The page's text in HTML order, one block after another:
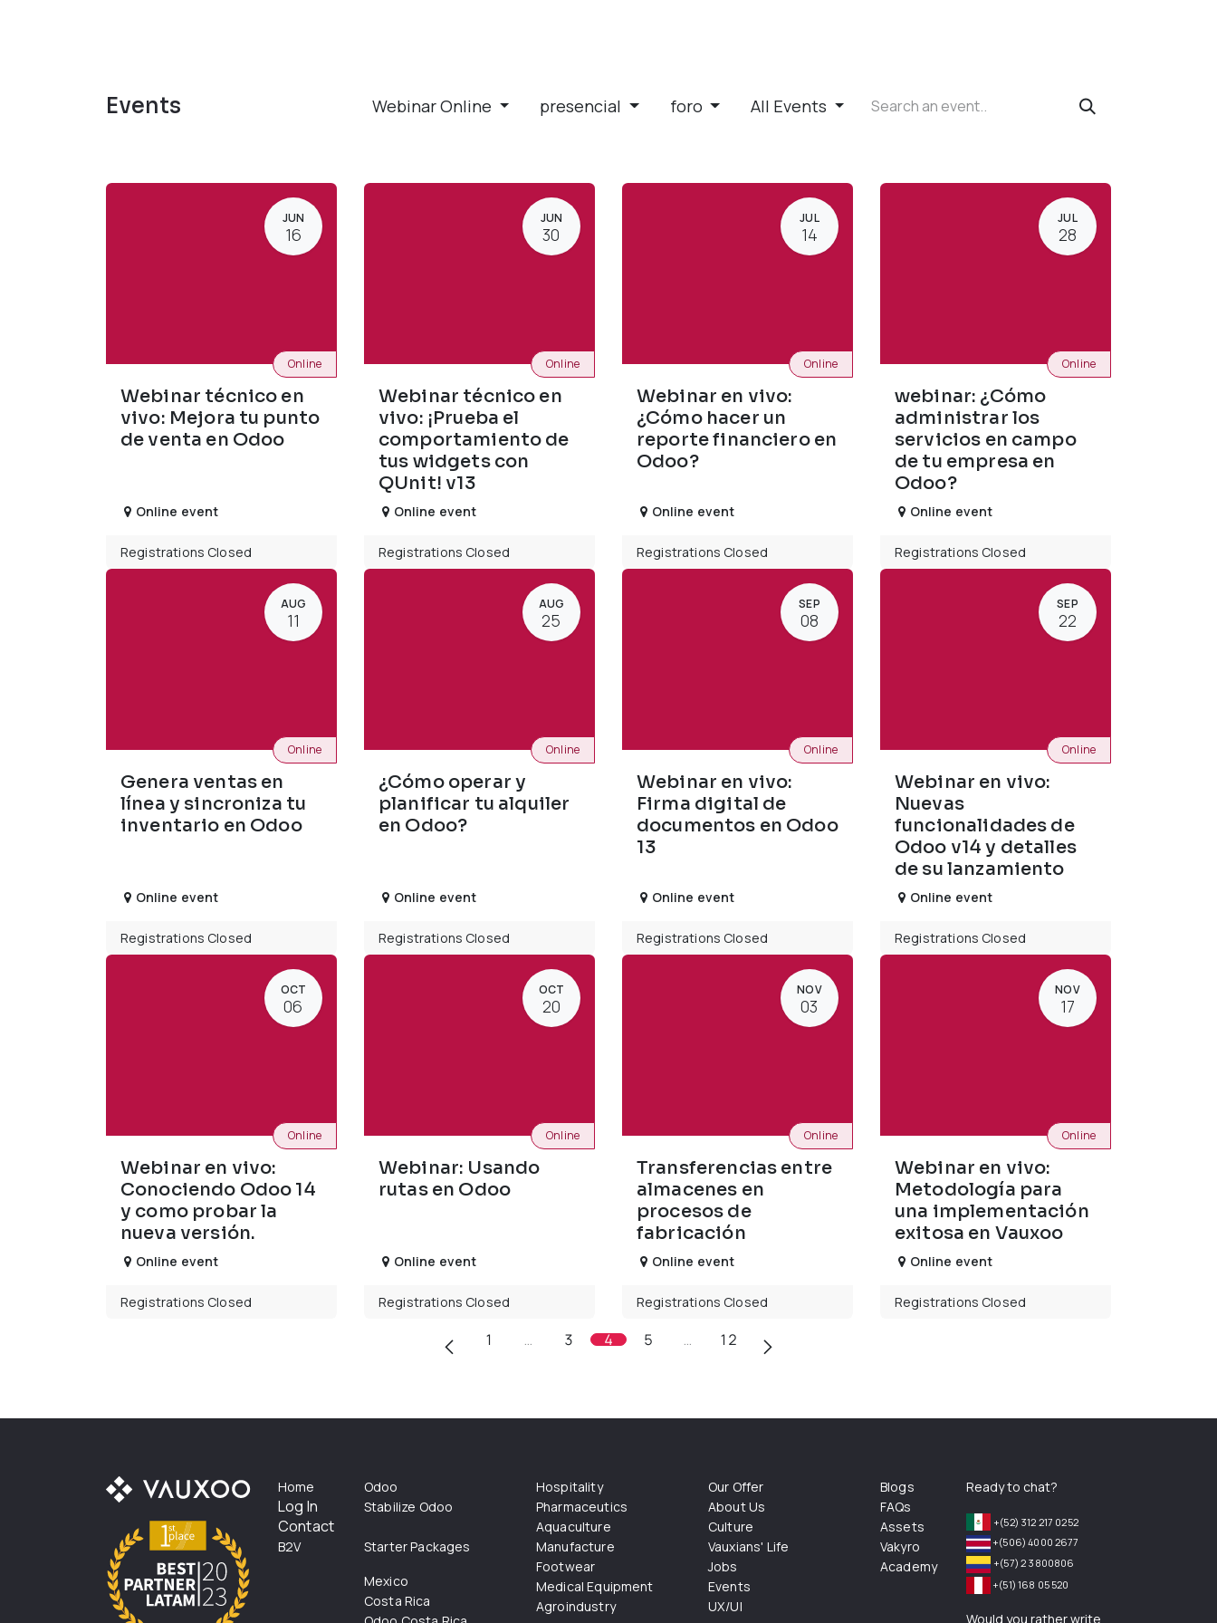
Events Webinar Online presencial foro All Events
JUN
16
Webinar técnico en
vivo: Mejora tu punto
de venta en Odoo
Online
Online event
Registrations Closed
JUN
30
Webinar técnico en
vivo: ¡Prueba el
comportamiento de
tus widgets con
QUnit! v13
Online
Online event
Registrations Closed
JUL
14
Webinar en vivo:
¿Cómo hacer un
reporte financiero en
Odoo?
Online
Online event
Registrations Closed
JUL
28
webinar: ¿Cómo
administrar los
servicios en campo
de tu empresa en
Odoo?
Online
Online event
Registrations Closed
AUG
11
Genera ventas en
línea y sincroniza tu
inventario en Odoo
Online
Online event
Registrations Closed
AUG
25
¿Cómo operar y
planificar tu alquiler
en Odoo?
Online
Online event
Registrations Closed
SEP
08
Webinar en vivo:
Firma digital de
documentos en Odoo
13
Online
Online event
Registrations Closed
SEP
22
Webinar en vivo:
Nuevas
funcionalidades de
Odoo v14 y detalles
de su lanzamiento
Online
Online event
Registrations Closed
OCT
06
Webinar en vivo:
Conociendo Odoo 14
y como probar la
nueva versión.
Online
Online event
Registrations Closed
OCT
20
Webinar: Usando
rutas en Odoo
Online
Online event
Registrations Closed
NOV
03
Transferencias entre
almacenes en
procesos de
fabricación
Online
Online event
Registrations Closed
NOV
17
Webinar en vivo:
Metodología para
una implementación
exitosa en Vauxoo
Online
Online event
Registrations Closed
1 … 3 4 5 … 12
Home
Log In
Contact
B2V
Odoo
Stabilize Odoo
Starter Packages
Mexico
Costa Rica
Hospitality
Pharmaceutics
Aquaculture
Manufacture
Footwear
Medical Equipment
Agroindustry
Our Offer
About Us
Culture
Vauxians' Life
Jobs
Events
UX/UI
Blogs
FAQs
Assets
Vakyro
Academy
Ready to chat?
+(52) 312 217 0252
+(506) 4000 2677
+(57) 2 3800806
+(51) 168 05 520
Would you rather write